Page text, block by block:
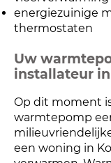
energiezuinige
thermostaten
Uw
installateur
Op dit moment
warmtepomp
een woning in